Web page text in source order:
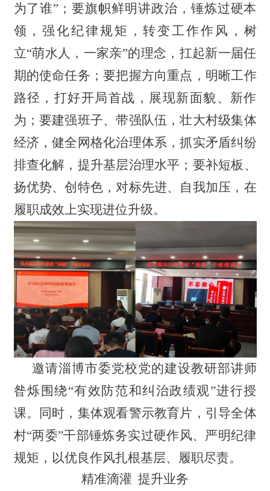
为了谁”；要旗帜鲜明讲政治，锤炼过硬本
领，强化纪律规矩，转变工作作风，树
立“萌水人，一家亲”的理念，扛起新一届任
期的使命任务；要把握方向重点，明晰工作
路径，打好开局首战，展现新面貌、新作
为；要建强班子、带强队伍，壮大村级集体
经济，健全网格化治理体系，抓实矛盾纠纷
排查化解，提升基层治理水平；要补短板、
扬优势、创特色，对标先进、自我加压，在
履职成效上实现进位升级。
邀请淄博市委党校党的建设教研部讲师
昝烁围绕“有效防范和纠治政绩观”进行授
课。同时，集体观看警示教育片，引导全体
村“两委”干部锤炼务实过硬作风、严明纪律
规矩，以优良作风扎根基层、履职尽责。
精准滴灌 提升业务